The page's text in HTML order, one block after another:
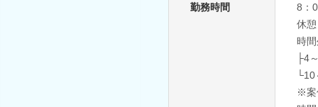
勤務時間
8：
休
時
├4
※案